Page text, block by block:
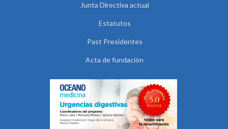
Junta Directiva actual
Estatutos
Past Presidentes
Acta de fundación